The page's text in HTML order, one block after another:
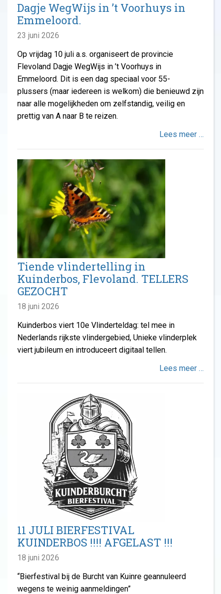
Dagje WegWijs in ’t Voorhuys in
Emmeloord.
23 juni 2026
Op vrijdag 10 juli a.s. organiseert de provincie
Flevoland Dagje WegWijs in ’t Voorhuys in
Emmeloord. Dit is een dag speciaal voor 55-
plussers (maar iedereen is welkom) die benieuwd zijn
naar alle mogelijkheden om zelfstandig, veilig en
prettig van A naar B te reizen.
Lees meer …
Tiende vlindertelling in
Kuinderbos, Flevoland. TELLERS
GEZOCHT
18 juni 2026
Kuinderbos viert 10e Vlinderteldag: tel mee in
Nederlands rijkste vlindergebied, Unieke vlinderplek
viert jubileum en introduceert digitaal tellen.
Lees meer …
11 JULI BIERFESTIVAL
KUINDERBOS !!!! AFGELAST !!!
18 juni 2026
“Bierfestival bij de Burcht van Kuinre geannuleerd
wegens te weinig aanmeldingen”